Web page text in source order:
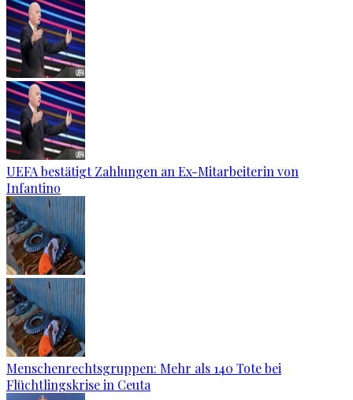
UEFA bestätigt Zahlungen an Ex-Mitarbeiterin von
Infantino
Menschenrechtsgruppen: Mehr als 140 Tote bei
Flüchtlingskrise in Ceuta